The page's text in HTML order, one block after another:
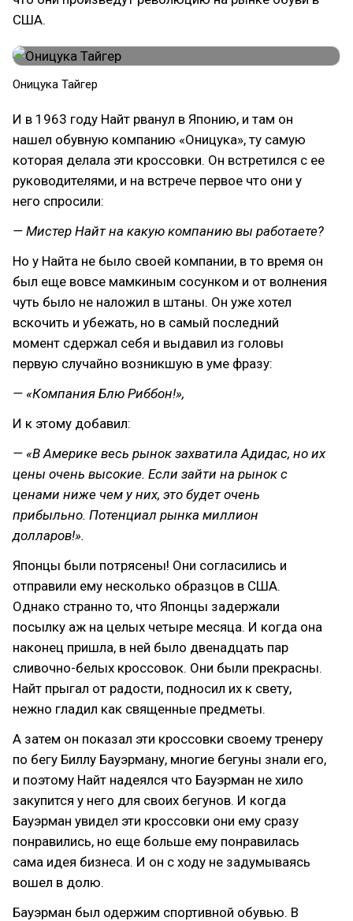
США.
Оницука Тайгер
И в 1963 году Найт рванул в Японию, и там он
нашел обувную компанию «Оницука», ту самую
которая делала эти кроссовки. Он встретился с ее
руководителями, и на встрече первое что они у
него спросили:
— Мистер Найт на какую компанию вы работаете?
Но у Найта не было своей компании, в то время он
был еще вовсе мамкиным сосунком и от волнения
чуть было не наложил в штаны. Он уже хотел
вскочить и убежать, но в самый последний
момент сдержал себя и выдавил из головы
первую случайно возникшую в уме фразу:
— «Компания Блю Риббон!»,
И к этому добавил:
— «В Америке весь рынок захватила Адидас, но их
цены очень высокие. Если зайти на рынок с
ценами ниже чем у них, это будет очень
прибыльно. Потенциал рынка миллион
долларов!».
Японцы были потрясены! Они согласились и
отправили ему несколько образцов в США.
Однако странно то, что Японцы задержали
посылку аж на целых четыре месяца. И когда она
наконец пришла, в ней было двенадцать пар
сливочно-белых кроссовок. Они были прекрасны.
Найт прыгал от радости, подносил их к свету,
нежно гладил как священные предметы.
А затем он показал эти кроссовки своему тренеру
по бегу Биллу Бауэрману, многие бегуны знали его,
и поэтому Найт надеялся что Бауэрман не хило
закупится у него для своих бегунов. И когда
Бауэрман увидел эти кроссовки они ему сразу
понравились, но еще больше ему понравилась
сама идея бизнеса. И он с ходу не задумываясь
вошел в долю.
Бауэрман был одержим спортивной обувью. В